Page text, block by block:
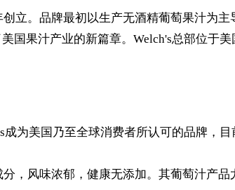
立。品牌最初以生产无酒精葡萄果汁为
国果汁产业的新篇章。Welch's总部位于
成为美国乃至全球消费者所认可的品牌，
，风味浓郁，健康无添加。其葡萄汁产